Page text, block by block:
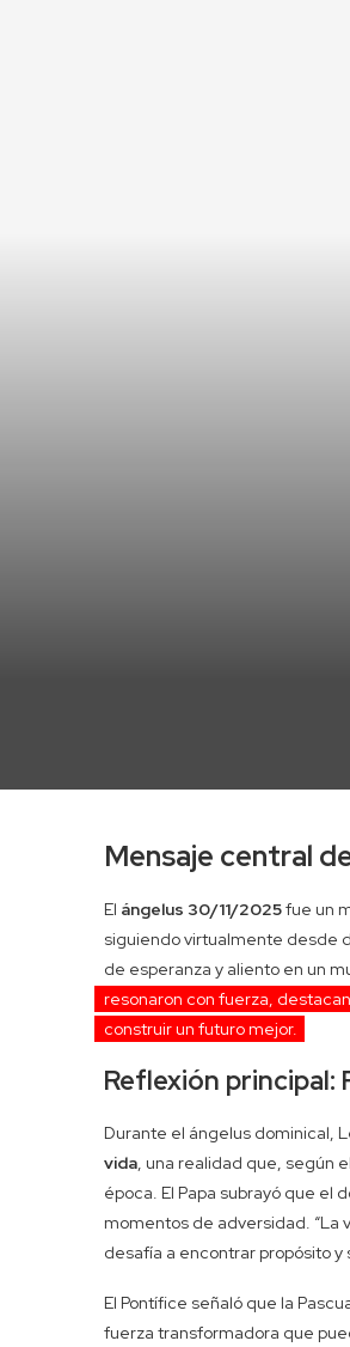
Mensaje central
El ángelus 30/11/2025fue un
siguiendo virtualmente desde
de esperanza y aliento en un
resonaron con fuerza,
construir un futuro mejor.
Reflexión principal:
Durante el ángelus dominical,
vida, una realidad que, según
época. El Papa subrayó que el
momentos de adversidad. “La
desafía a encontrar propósito y
El Pontífice señaló que la
fuerza transformadora que